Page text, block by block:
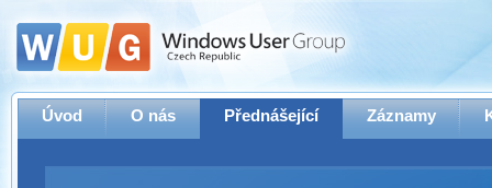
Úvod O nás Přednášející Záznamy